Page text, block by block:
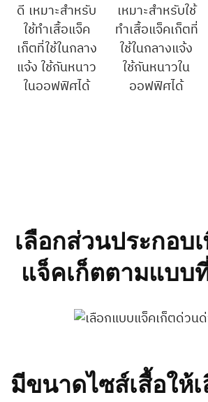
ดี เหมาะสำหรับ
ใช้ทำเสื้อแจ็ค
เก็ตที่ใช้ในกลาง
แจ้ง ใช้กันหนาว
ในออฟฟิศได้
เหมาะสำหรับใช้
ทำเสื้อแจ็คเก็ตที่
ใช้ในกลางแจ้ง
ใช้กันหนาวใน
ออฟฟิศได้
เลือกส่วนประกอบ
แจ็คเก็ตตามแบบ
มีขนาดไซส์เสื้อให้